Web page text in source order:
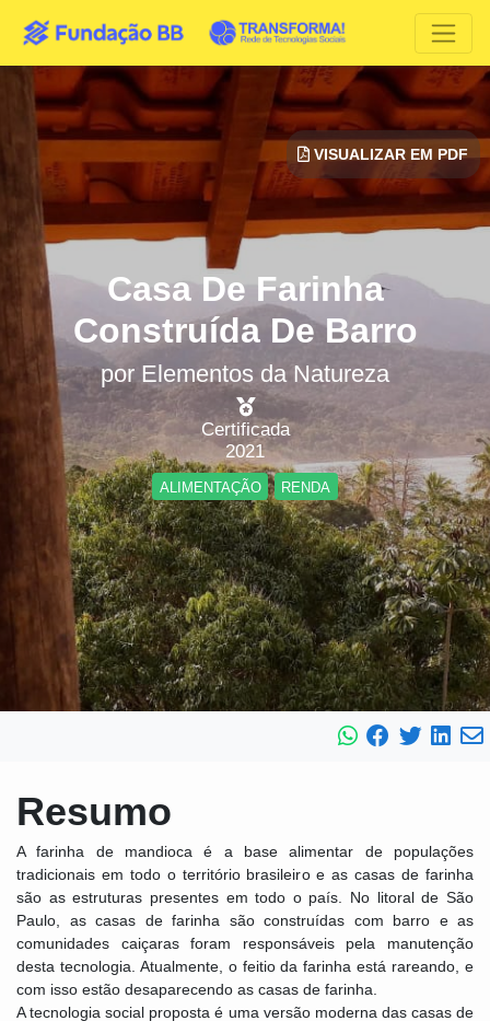
Casa De Farinha
Construída De Barro
por Elementos da Natureza
Certificada
2021
ALIMENTAÇÃO RENDA
VISUALIZAR EM PDF
Resumo
A farinha de mandioca é a base alimentar de populações
tradicionais em todo o território brasileiro e as casas de farinha
são as estruturas presentes em todo o país. No litoral de São
Paulo, as casas de farinha são construídas com barro e as
comunidades caiçaras foram responsáveis pela manutenção
desta tecnologia. Atualmente, o feitio da farinha está rareando, e
com isso estão desaparecendo as casas de farinha.
A tecnologia social proposta é uma versão moderna das casas de